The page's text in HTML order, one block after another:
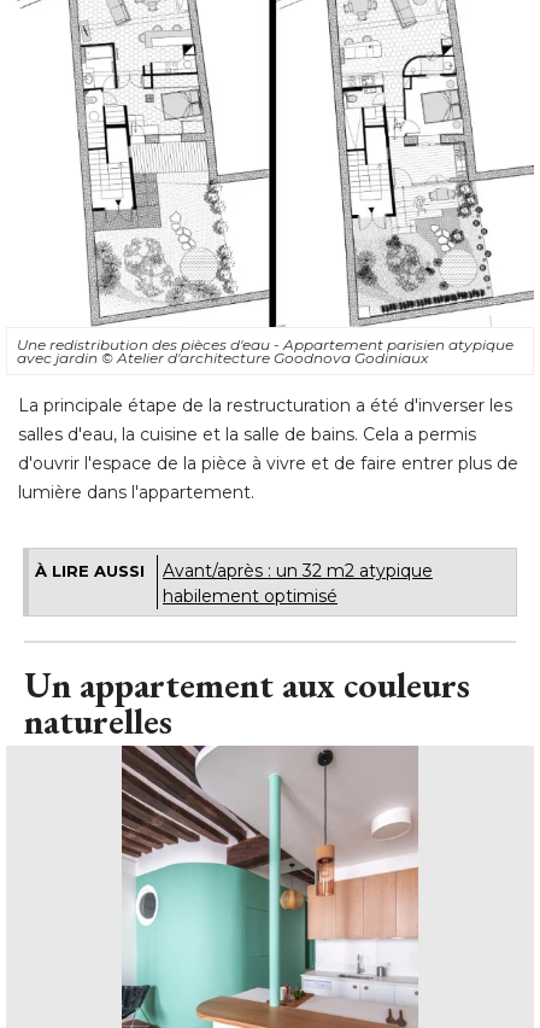
Une redistribution des pièces d'eau - Appartement parisien atypique
avec jardin © Atelier d'architecture Goodnova Godiniaux
La principale étape de la restructuration a été d'inverser les
salles d'eau, la cuisine et la salle de bains. Cela a permis
d'ouvrir l'espace de la pièce à vivre et de faire entrer plus de
lumière dans l'appartement.
À LIRE AUSSI
Avant/après : un 32 m2 atypique
habilement optimisé
Un appartement aux couleurs
naturelles